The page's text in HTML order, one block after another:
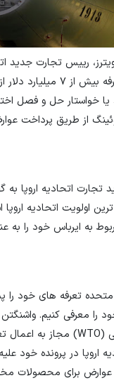
رییس تجارت جدید
ایالات متحده گفته که تعرفه
یا خواستار حل و فصل
از طریق پرداخت
اتحادیه اروپا به
اولویت اتحادیه اروپا
به ایرباس خود را به
متحده تعرفه های خود را
را معرفی کنیم. واشنگتن
اروپا در پرونده خود
سپس ۲۵ درصد عوارض برای